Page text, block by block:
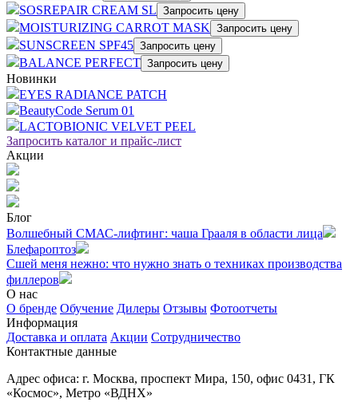
SOSREPAIR CREAM SL Запросить цену
MOISTURIZING CARROT MASK Запросить цену
SUNSCREEN SPF45 Запросить цену
BALANCE PERFECT Запросить цену
Новинки
EYES RADIANCE PATCH
BeautyCode Serum 01
LACTOBIONIC VELVET PEEL
Запросить каталог и прайс-лист
Акции
Блог
Волшебный СМАС-лифтинг: чаша Грааля в области лица
Блефароптоз
Сшей меня нежно: что нужно знать о техниках производства
филлеров
О нас
О бренде Обучение Дилеры Отзывы Фотоотчеты
Информация
Доставка и оплата Акции Сотрудничество
Контактные данные
Адрес офиса: г. Москва, проспект Мира, 150, офис 0431, ГК
«Космос», Метро «ВДНХ»